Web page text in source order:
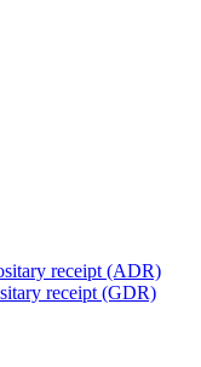
receipt (ADR)
receipt (GDR)